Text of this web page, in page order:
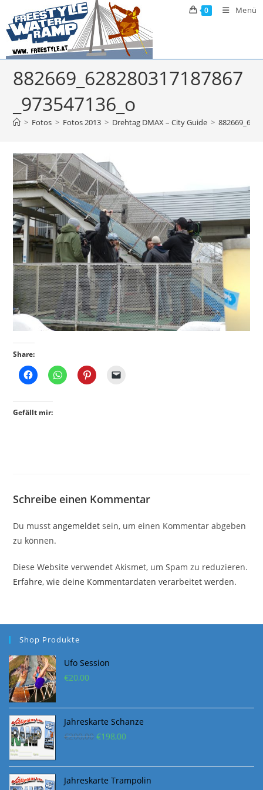
Inhalt
springen
0 Menü
882669_628280317187867
_973547136_o
> Fotos > Fotos 2013 > Drehtag DMAX – City Guide >
Share:
Gefällt mir:
Schreibe einen Kommentar
Du musstangemeldet sein, um einen Kommentar abgeben
zu können.
Diese Website verwendet Akismet, um Spam zu reduzieren.
Erfahre, wie deine Kommentardaten verarbeitet werden.
Shop Produkte
Ufo Session
€20,00
Jahreskarte Schanze
€200,00 Ursprünglicher
war:
€200,00
€198,00Aktueller
ist:
€198,00.
Jahreskarte Trampolin